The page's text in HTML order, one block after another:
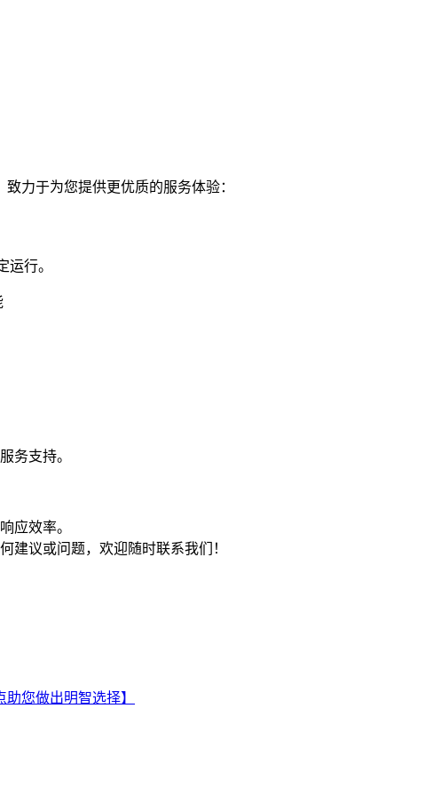
力于为您提供更优质的服务体验：
运行。
务支持。
应效率。
建议或问题，欢迎随时联系我们！
您做出明智选择】